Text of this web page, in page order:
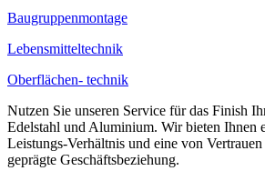
Baugruppenmontage
Lebensmitteltechnik
Oberflächen- technik
Nutzen Sie unseren Service für das Finish
Edelstahl und Aluminium. Wir bieten Ihnen
Leistungs-Verhältnis und eine von
geprägte Geschäftsbeziehung.